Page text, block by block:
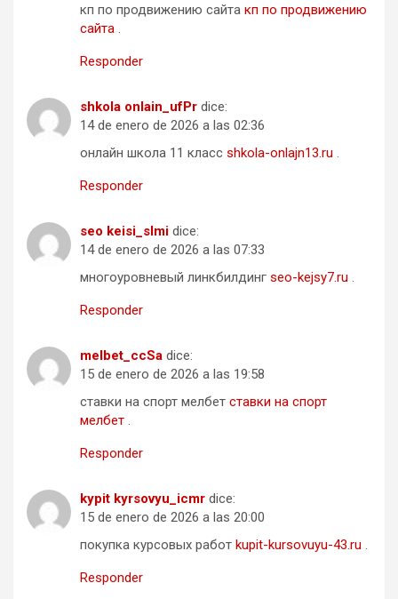
кп по продвижению сайта кп по продвижению
сайта .
Responder
shkola onlain_ufPr dice:
14 de enero de 2026 a las 02:36
онлайн школа 11 класс shkola-onlajn13.ru .
Responder
seo keisi_slmi dice:
14 de enero de 2026 a las 07:33
многоуровневый линкбилдинг seo-kejsy7.ru .
Responder
melbet_ccSa dice:
15 de enero de 2026 a las 19:58
ставки на спорт мелбет ставки на спорт
мелбет .
Responder
kypit kyrsovyu_icmr dice:
15 de enero de 2026 a las 20:00
покупка курсовых работ kupit-kursovuyu-43.ru .
Responder